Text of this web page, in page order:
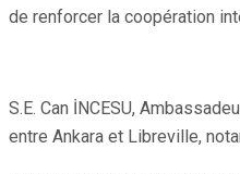
de renforcer la coopération
S.E. Can İNCESU,
entre Ankara et Libreville,